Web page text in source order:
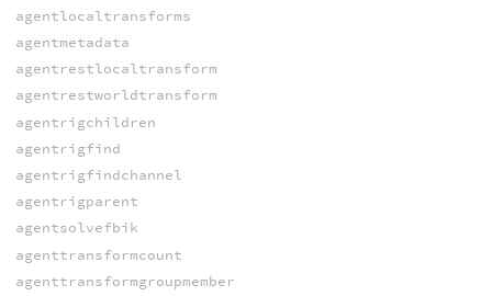
agentlocaltransforms
agentmetadata
agentrestlocaltransform
agentrestworldtransform
agentrigchildren
agentrigfind
agentrigfindchannel
agentrigparent
agentsolvefbik
agenttransformcount
agenttransformgroupmember